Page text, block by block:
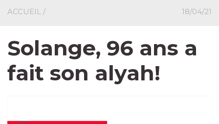
ACCUEIL / 18/04/21
Solange, 96 ans a
fait son alyah!